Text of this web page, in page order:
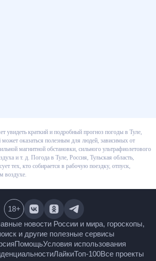
увидеть краткий и подробный прогноз
3 дня, который может оказаться полезным для
давления, нестабильной магнитной
излучения, влажности воздуха
Тульская область, Россия на 3 дня
в рабочую поездку, отпуск, провести
— главные новости России и мира,
поиск и другие полезные сервисы
ПомощьУсловия использования
18+